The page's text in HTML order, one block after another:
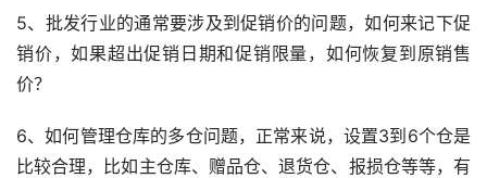
5、批发行业的通常要涉及到促销价的问题，如何来记下促
销价，如果超出促销日期和促销限量，如何恢复到原销售
价？
6、如何管理仓库的多仓问题，正常来说，设置3到6个仓是
比较合理，比如主仓库、赠品仓、退货仓、报损仓等等，有